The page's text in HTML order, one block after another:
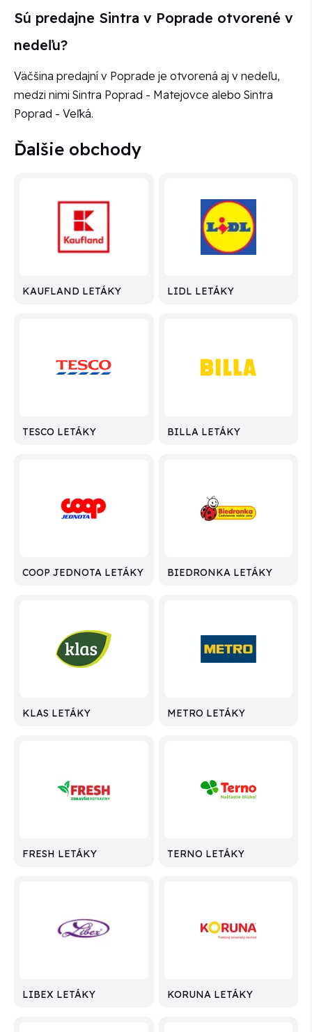
Sú predajne Sintra v Poprade otvorené v
nedeľu?
Väčšina predajní v Poprade je otvorená aj v nedeľu,
medzi nimi Sintra Poprad - Matejovce alebo Sintra
Poprad - Veľká.
Ďalšie obchody
KAUFLAND LETÁKY LIDL LETÁKY
TESCO LETÁKY BILLA LETÁKY
COOP JEDNOTA LETÁKY BIEDRONKA LETÁKY
KLAS LETÁKY METRO LETÁKY
FRESH LETÁKY TERNO LETÁKY
LIBEX LETÁKY KORUNA LETÁKY